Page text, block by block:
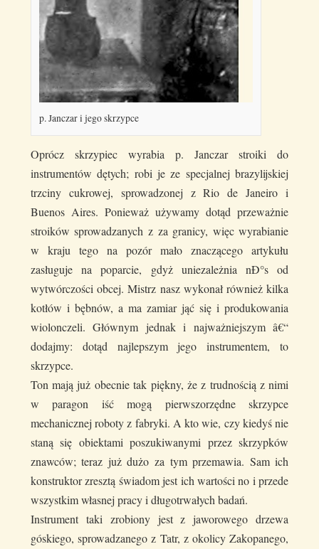
p. Janczar i jego skrzypce
Oprócz skrzypiec wyrabia p. Janczar stroiki do
instrumentów dętych; robi je ze specjalnej brazylijskiej
trzciny cukrowej, sprowadzonej z Rio de Janeiro i
Buenos Aires. Ponieważ używamy dotąd przeważnie
stroików sprowadzanych z za granicy, więc wyrabianie
w kraju tego na pozór mało znaczącego artykułu
zasługuje na poparcie, gdyż uniezależnia nÐ°s od
wytwórczości obcej. Mistrz nasz wykonał również kilka
kotłów i bębnów, a ma zamiar jąć się i produkowania
wiolonczeli. Głównym jednak i najważniejszym â€“
dodajmy: dotąd najlepszym jego instrumentem, to
skrzypce.
Ton mają już obecnie tak piękny, że z trudnością z nimi
w paragon iść mogą pierwszorzędne skrzypce
mechanicznej roboty z fabryki. A kto wie, czy kiedyś nie
staną się obiektami poszukiwanymi przez skrzypków
znawców; teraz już dużo za tym przemawia. Sam ich
konstruktor zresztą świadom jest ich wartości no i przede
wszystkim własnej pracy i długotrwałych badań.
Instrument taki zrobiony jest z jaworowego drzewa
góskiego, sprowadzanego z Tatr, z okolicy Zakopanego,